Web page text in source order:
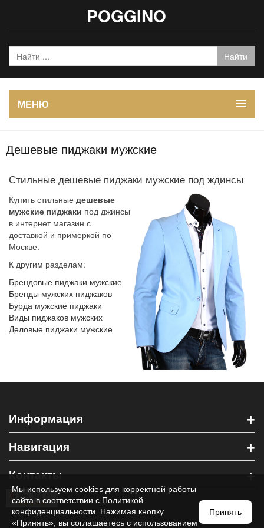
POGGINO
МЕНЮ
Дешевые пиджаки мужские
Стильные дешевые пиджаки мужские под ждинсы
Купить стильные дешевые
мужские пиджаки под джинсы
в интернет магазин с
доставкой и примеркой по
Москве.
К другим разделам:
Брендовые пиджаки мужские
Бренды мужских пиджаков
Бурда мужские пиджаки
Виды пиджаков мужских
Деловые пиджаки мужские
Информация +
Навигация +
Контакты +
Мы используем cookies для корректной работы
сайта в соответствии с Политикой
конфиденциальности . Нажимая кнопку
«Принять», вы соглашаетесь с использованием
Принять